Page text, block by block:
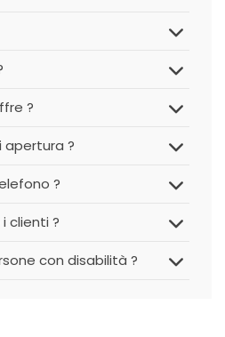
?
apertura ?
?
clienti ?
con disabilità ?